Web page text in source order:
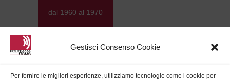
Gestisci Consenso Cookie
Per fornire le migliori esperienze, utilizziamo tecnologie come i cookie per
dal 1960 al 1970
dal 1990 al 2000